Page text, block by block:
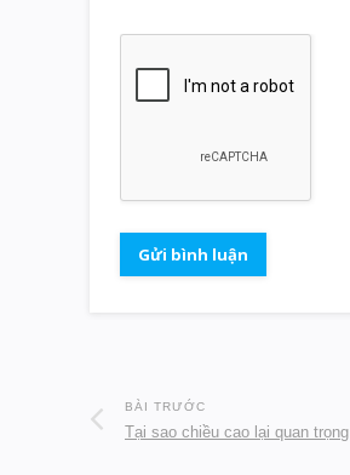
BÀI TRƯỚC
Tại sao chiều cao lại quan trọng